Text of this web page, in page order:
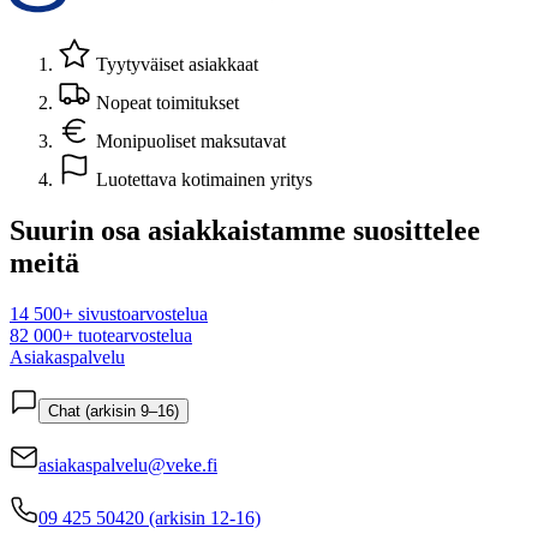
Tyytyväiset asiakkaat
Nopeat toimitukset
Monipuoliset maksutavat
Luotettava kotimainen yritys
Suurin osa asiakkaistamme suosittelee
meitä
14 500+ sivustoarvostelua
82 000+ tuotearvostelua
Asiakaspalvelu
Chat (arkisin 9–16)
asiakaspalvelu@veke.fi
09 425 50420 (arkisin 12-16)